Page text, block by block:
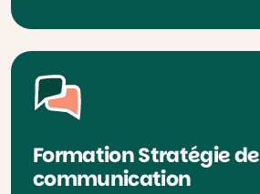
Formation Stratégie de
communication